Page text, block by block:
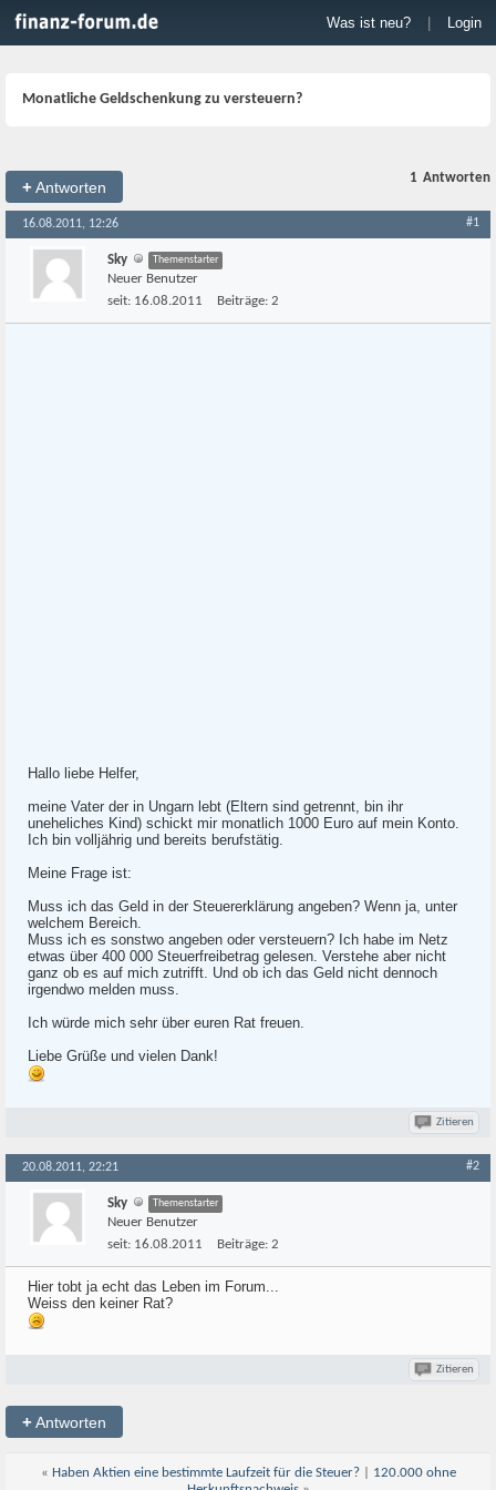
Was ist neu? Login
Monatliche Geldschenkung zu versteuern?
+Antworten
1 Antworten
16.08.2011, 12:26 #1
Sky Themenstarter
Neuer Benutzer
seit: 16.08.2011 Beiträge: 2
Hallo liebe Helfer,
meine Vater der in Ungarn lebt (Eltern sind getrennt, bin ihr
uneheliches Kind) schickt mir monatlich 1000 Euro auf mein Konto.
Ich bin volljährig und bereits berufstätig.
Meine Frage ist:
Muss ich das Geld in der Steuererklärung angeben? Wenn ja, unter
welchem Bereich.
Muss ich es sonstwo angeben oder versteuern? Ich habe im Netz
etwas über 400 000 Steuerfreibetrag gelesen. Verstehe aber nicht
ganz ob es auf mich zutrifft. Und ob ich das Geld nicht dennoch
irgendwo melden muss.
Ich würde mich sehr über euren Rat freuen.
Liebe Grüße und vielen Dank!
Zitieren
20.08.2011, 22:21 #2
Sky Themenstarter
Neuer Benutzer
seit: 16.08.2011 Beiträge: 2
Hier tobt ja echt das Leben im Forum...
Weiss den keiner Rat?
Zitieren
+Antworten
« Haben Aktien eine bestimmte Laufzeit für die Steuer?|
120.000 ohne